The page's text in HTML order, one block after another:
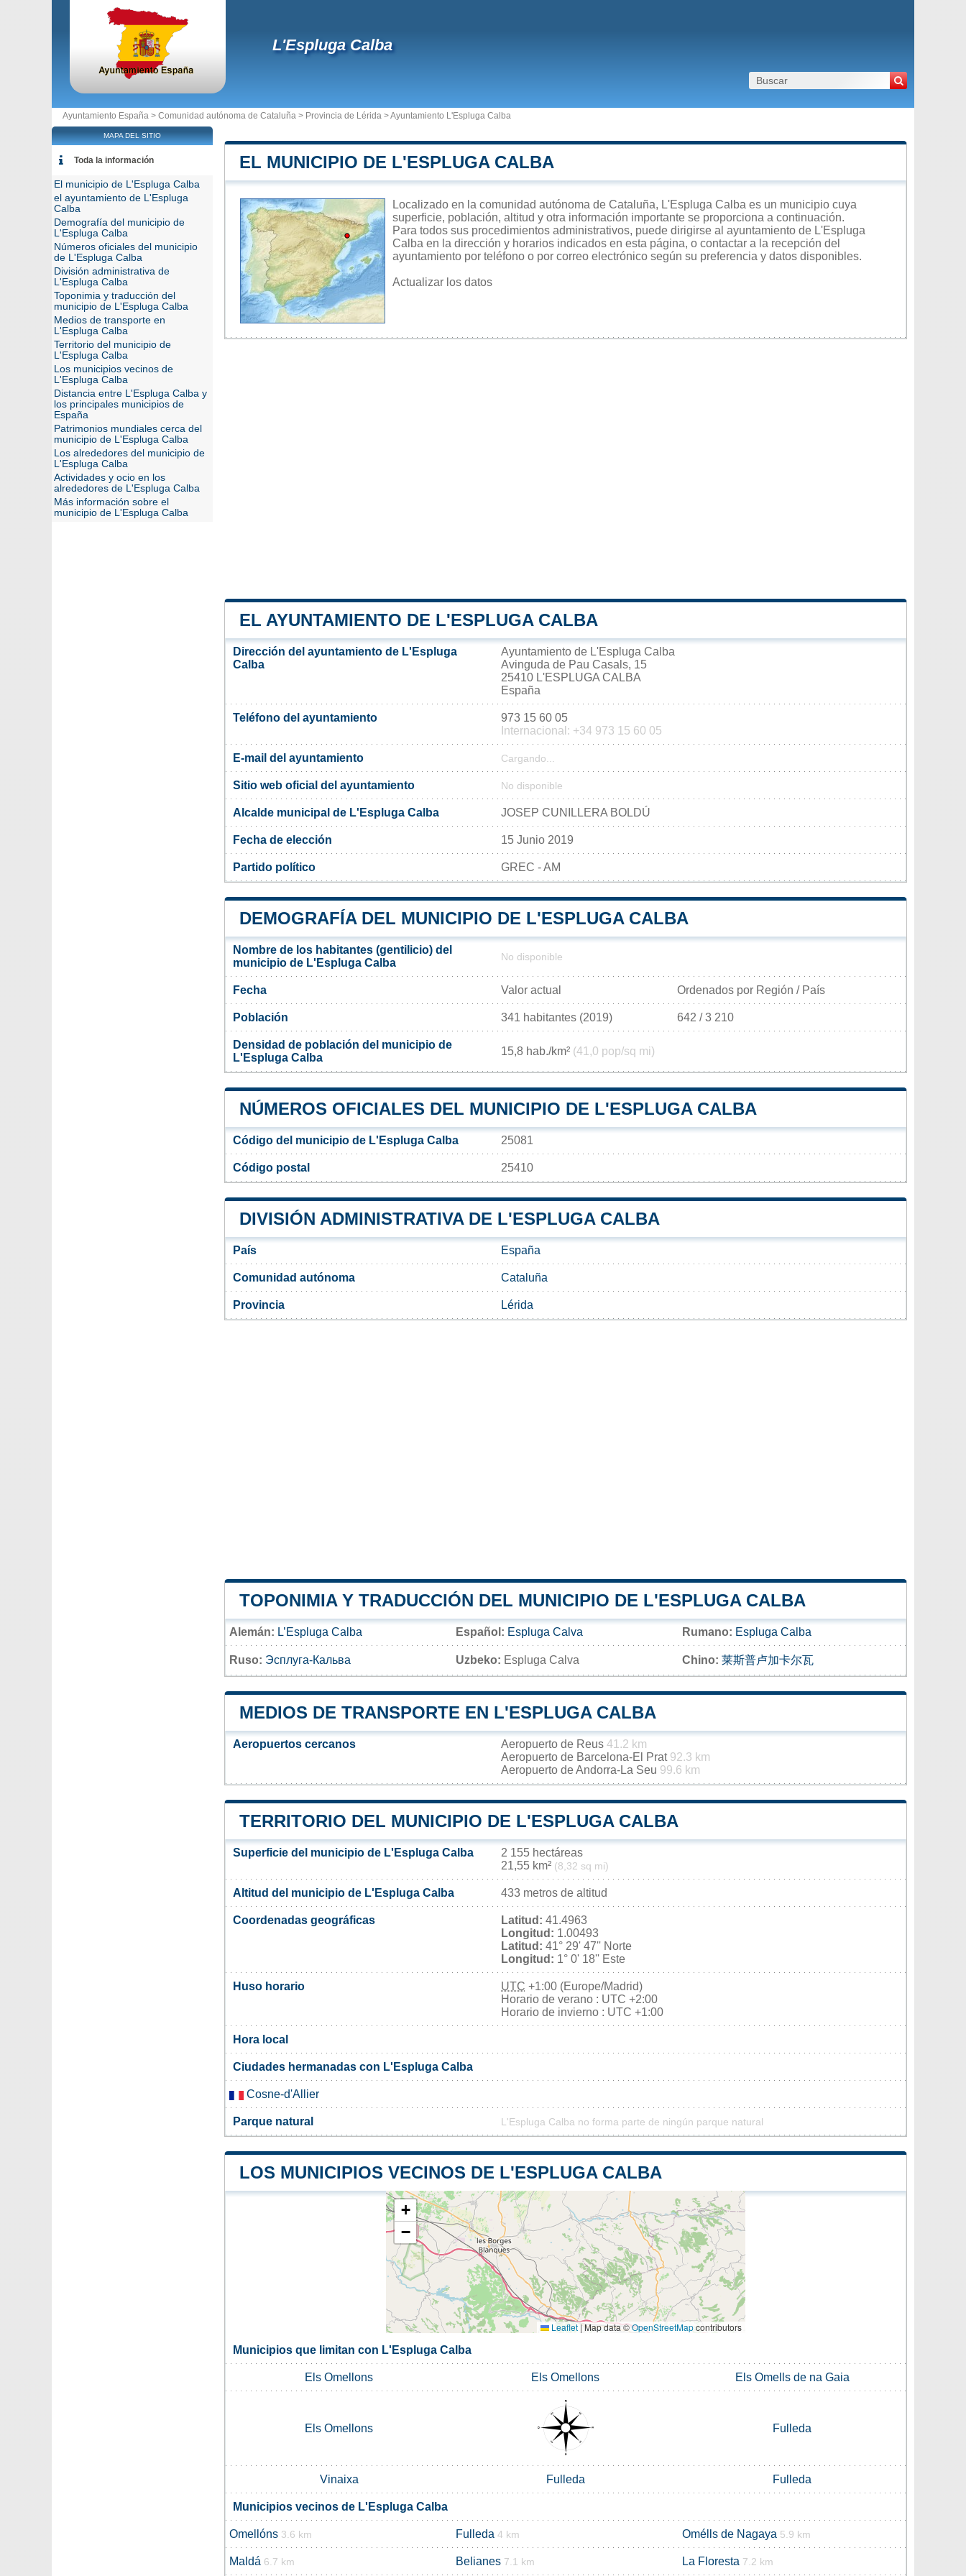
L'Espluga Calba
Ayuntamiento España > Comunidad autónoma de Cataluña > Provincia de Lérida >Ayuntamiento L'Espluga Calba
EL MUNICIPIO DE L'ESPLUGA CALBA
Localizado en la comunidad autónoma de Cataluña, L'Espluga Calba es un municipio cuya
superficie, población, altitud y otra información importante se proporciona a continuación.
Para todos sus procedimientos administrativos, puede dirigirse al ayuntamiento de L'Espluga
Calba en la dirección y horarios indicados en esta página, o contactar a la recepción del
ayuntamiento por teléfono o por correo electrónico según su preferencia y datos disponibles.
Actualizar los datos
EL AYUNTAMIENTO DE L'ESPLUGA CALBA
Dirección del ayuntamiento de L'Espluga
Calba
Ayuntamiento de L'Espluga Calba
Avinguda de Pau Casals, 15
25410 L'ESPLUGA CALBA
España
Teléfono del ayuntamiento
973 15 60 05
Internacional: +34 973 15 60 05
E-mail del ayuntamiento Cargando...
Sitio web oficial del ayuntamiento No disponible
Alcalde municipal de L'Espluga Calba JOSEP CUNILLERA BOLDÚ
Fecha de elección 15 Junio 2019
Partido político GREC - AM
DEMOGRAFÍA DEL MUNICIPIO DE L'ESPLUGA CALBA
Nombre de los habitantes (gentilicio) del
municipio de L'Espluga Calba
No disponible
Fecha Valor actual Ordenados por Región / País
Población 341 habitantes (2019) 642 / 3 210
Densidad de población del municipio de
L'Espluga Calba
15,8 hab./km² (41,0 pop/sq mi)
NÚMEROS OFICIALES DEL MUNICIPIO DE L'ESPLUGA CALBA
Código del municipio de L'Espluga Calba 25081
Código postal 25410
DIVISIÓN ADMINISTRATIVA DE L'ESPLUGA CALBA
País España
Comunidad autónoma Cataluña
Provincia Lérida
TOPONIMIA Y TRADUCCIÓN DEL MUNICIPIO DE L'ESPLUGA CALBA
Alemán: L’Espluga Calba Español: Espluga Calva Rumano: Espluga Calba
Ruso: Эсплуга-Кальва Uzbeko: Espluga Calva Chino: 莱斯普卢加卡尔瓦
MEDIOS DE TRANSPORTE EN L'ESPLUGA CALBA
Aeropuertos cercanos Aeropuerto de Reus 41.2 km
Aeropuerto de Barcelona-El Prat 92.3 km
Aeropuerto de Andorra-La Seu 99.6 km
TERRITORIO DEL MUNICIPIO DE L'ESPLUGA CALBA
Superficie del municipio de L'Espluga Calba
2 155 hectáreas
21,55 km² (8,32 sq mi)
Altitud del municipio de L'Espluga Calba 433 metros de altitud
Coordenadas geográficas Latitud: 41.4963
Longitud: 1.00493
Latitud: 41° 29' 47'' Norte
Longitud: 1° 0' 18'' Este
Huso horario UTC +1:00 (Europe/Madrid)
Horario de verano : UTC +2:00
Horario de invierno : UTC +1:00
Hora local
Ciudades hermanadas con L'Espluga Calba
Cosne-d'Allier
Parque natural L'Espluga Calba no forma parte de ningún parque natural
LOS MUNICIPIOS VECINOS DE L'ESPLUGA CALBA
+
−
Leaflet |Map data ©OpenStreetMapcontributors
Municipios que limitan con L'Espluga Calba
Els Omellons Els Omellons Els Omells de na Gaia
Els Omellons Fulleda
Vinaixa Fulleda Fulleda
Municipios vecinos de L'Espluga Calba
Omellóns 3.6 km Fulleda 4 km Omélls de Nagaya 5.9 km
Maldá 6.7 km Belianes 7.1 km La Floresta 7.2 km
MAPA DEL SITIO
Toda la información
El municipio de L'Espluga Calba
el ayuntamiento de L'Espluga
Calba
Demografía del municipio de
L'Espluga Calba
Números oficiales del municipio
de L'Espluga Calba
División administrativa de
L'Espluga Calba
Toponimia y traducción del
municipio de L'Espluga Calba
Medios de transporte en
L'Espluga Calba
Territorio del municipio de
L'Espluga Calba
Los municipios vecinos de
L'Espluga Calba
Distancia entre L'Espluga Calba y
los principales municipios de
España
Patrimonios mundiales cerca del
municipio de L'Espluga Calba
Los alrededores del municipio de
L'Espluga Calba
Actividades y ocio en los
alrededores de L'Espluga Calba
Más información sobre el
municipio de L'Espluga Calba